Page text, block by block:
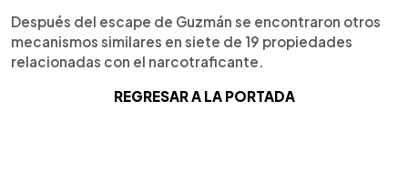
Después del escape de Guzmán se encontraron otros
mecanismos similares en siete de 19 propiedades
relacionadas con el narcotraficante.
REGRESAR A LA PORTADA